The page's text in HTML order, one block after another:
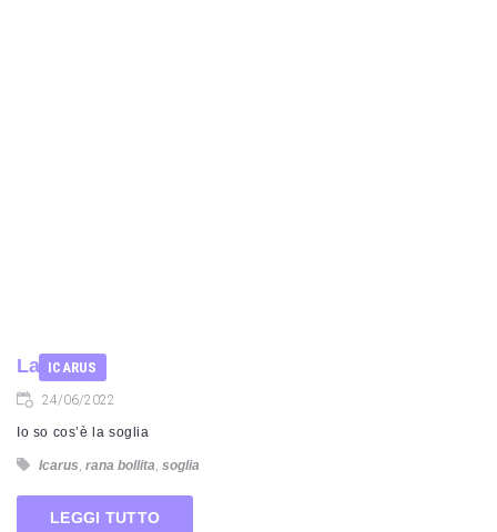
ICARUS
La soglia
24/06/2022
Io so cos’è la soglia
Icarus, rana bollita, soglia
LEGGI TUTTO